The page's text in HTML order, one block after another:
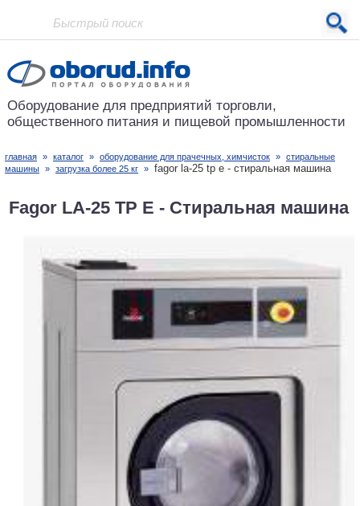
Проект основан в 2001 году
Оборудование для предприятий торговли,
общественного питания и пищевой промышленности
главная » каталог » оборудование для прачечных, химчисток » стиральные
машины » загрузка более 25 кг » fagor la-25 tp e - стиральная машина
Fagor LA-25 TP E - Стиральная машина